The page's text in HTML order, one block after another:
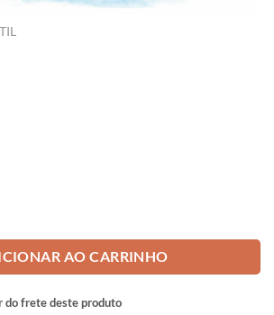
AO CARRINHO
do frete deste produto